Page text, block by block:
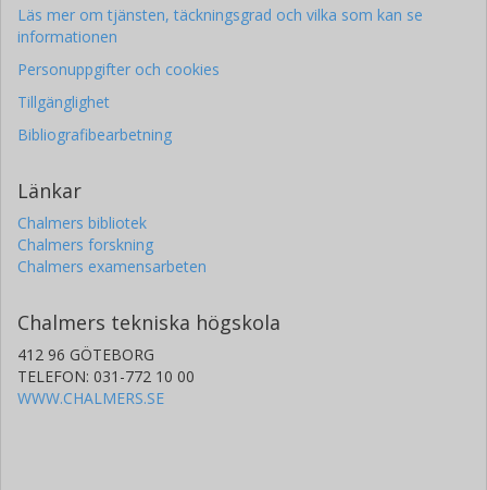
Läs mer om tjänsten, täckningsgrad och vilka som kan se
informationen
Personuppgifter och cookies
Tillgänglighet
Bibliografibearbetning
Länkar
Chalmers bibliotek
Chalmers forskning
Chalmers examensarbeten
Chalmers tekniska högskola
412 96 GÖTEBORG
TELEFON: 031-772 10 00
WWW.CHALMERS.SE